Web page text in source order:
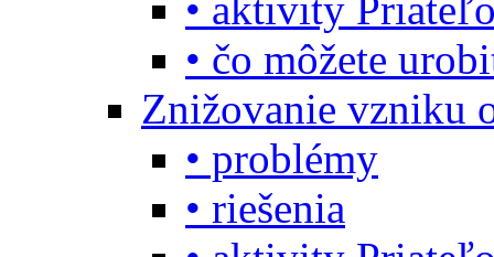
• čo môžete
Znižovanie vzniku
• problémy
• riešenia